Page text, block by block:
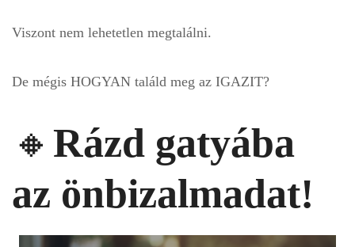
Viszont nem lehetetlen megtalálni.
De mégis HOGYAN találd meg az IGAZIT?
🔸 Rázd gatyába
az önbizalmadat!